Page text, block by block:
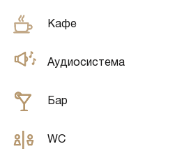
Кафе
Аудиосистема
Бар
WC